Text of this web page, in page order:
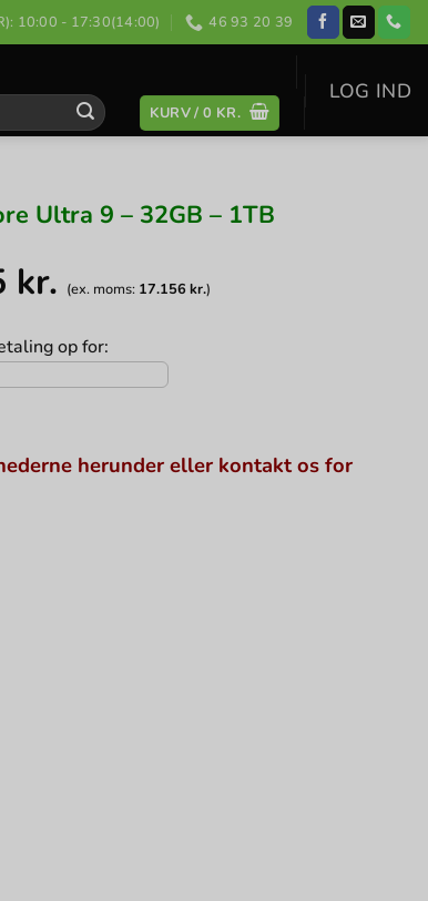
10:00 - 17:30(14:00) 46 93 20 39
KURV /0 KR.
LOG IND
Ultra 9 – 32GB – 1TB
kr. (ex. moms: 17.156kr.)
op for:
herunder eller kontakt os for